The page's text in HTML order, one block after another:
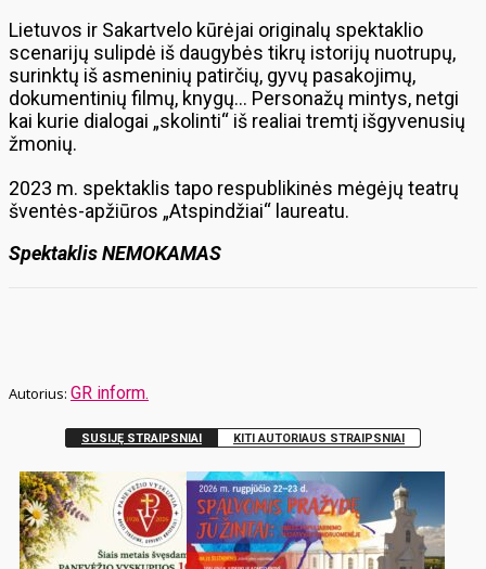
Lietuvos ir Sakartvelo kūrėjai originalų spektaklio
scenarijų sulipdė iš daugybės tikrų istorijų nuotrupų,
surinktų iš asmeninių patirčių, gyvų pasakojimų,
dokumentinių filmų, knygų… Personažų mintys, netgi
kai kurie dialogai „skolinti“ iš realiai tremtį išgyvenusių
žmonių.
2023 m. spektaklis tapo respublikinės mėgėjų teatrų
šventės-apžiūros „Atspindžiai“ laureatu.
Spektaklis NEMOKAMAS
GR inform.
SUSIJĘ STRAIPSNIAI KITI AUTORIAUS STRAIPSNIAI